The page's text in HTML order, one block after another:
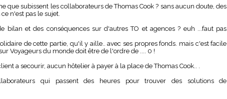
que subissent les collaborateurs de Thomas Cook ? sans aucun doute, des
n'est pas le sujet.
bilan et des conséquences sur d'autres TO et agences ? euh ...faut pas
de cette partie, qu'il y aille.. avec ses propres fonds. mais c'est facile
Voyageurs du monde doit être de l'ordre de .... 0 !
a secourir, aucun hôtelier à payer à la place de Thomas Cook.. .
qui passent des heures pour trouver des solutions de